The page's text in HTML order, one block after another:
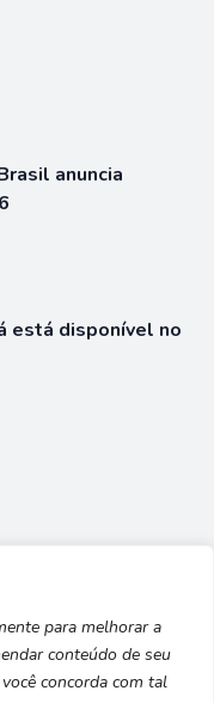
para melhorar a
conteúdo de seu
concorda com tal
anuncia
está disponível no